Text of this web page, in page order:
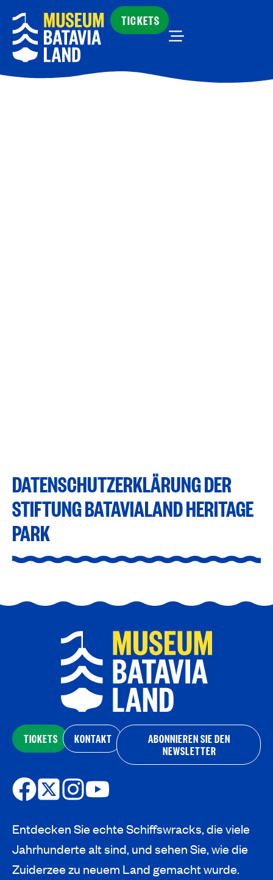
TICKETS
DATENSCHUTZERKLÄRUNG DER
STIFTUNG BATAVIALAND HERITAGE
PARK
TICKETS KONTAKT
ABONNIEREN SIE DEN
NEWSLETTER
Entdecken Sie echte Schiffswracks, die viele
Jahrhunderte alt sind, und sehen Sie, wie die
Zuiderzee zu neuem Land gemacht wurde.